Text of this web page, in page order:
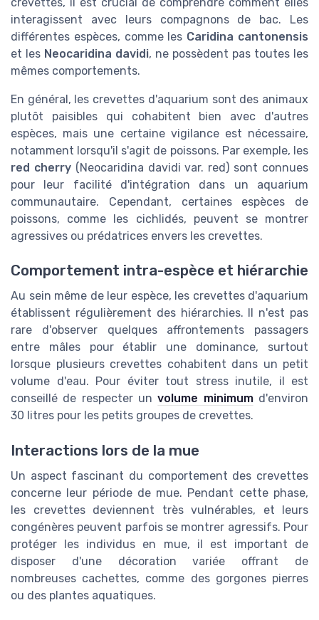
interagissent avec leurs compagnons de bac. Les
différentes espèces, comme les Caridina cantonensis
et les Neocaridina davidi, ne possèdent pas toutes les
mêmes comportements.
En général, les crevettes d'aquarium sont des animaux
plutôt paisibles qui cohabitent bien avec d'autres
espèces, mais une certaine vigilance est nécessaire,
notamment lorsqu'il s'agit de poissons. Par exemple, les
red cherry(Neocaridina davidi var. red) sont connues
pour leur facilité d'intégration dans un aquarium
communautaire. Cependant, certaines espèces de
poissons, comme les cichlidés, peuvent se montrer
agressives ou prédatrices envers les crevettes.
Comportement intra-espèce et hiérarchie
Au sein même de leur espèce, les crevettes d'aquarium
établissent régulièrement des hiérarchies. Il n'est pas
rare d'observer quelques affrontements passagers
entre mâles pour établir une dominance, surtout
lorsque plusieurs crevettes cohabitent dans un petit
volume d'eau. Pour éviter tout stress inutile, il est
conseillé de respecter unvolume minimumd'environ
30 litres pour les petits groupes de crevettes.
Interactions lors de la mue
Un aspect fascinant du comportement des crevettes
concerne leur période de mue. Pendant cette phase,
les crevettes deviennent très vulnérables, et leurs
congénères peuvent parfois se montrer agressifs. Pour
protéger les individus en mue, il est important de
disposer d'une décoration variée offrant de
nombreuses cachettes, comme des gorgones pierres
ou des plantes aquatiques.